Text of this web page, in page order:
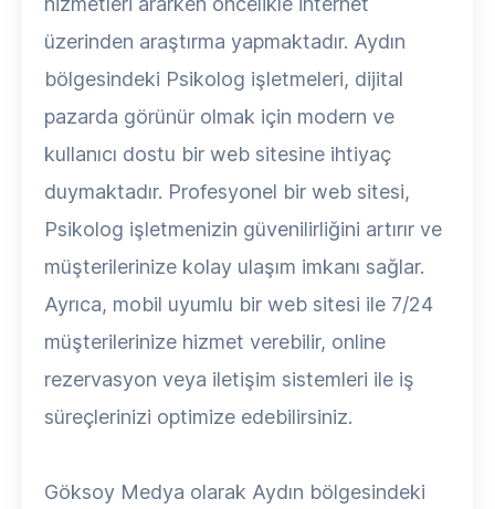
üzerinden araştırma yapmaktadır. Aydın
bölgesindeki Psikolog işletmeleri, dijital
pazarda görünür olmak için modern ve
kullanıcı dostu bir web sitesine ihtiyaç
duymaktadır. Profesyonel bir web sitesi,
Psikolog işletmenizin güvenilirliğini artırır ve
müşterilerinize kolay ulaşım imkanı sağlar.
Ayrıca, mobil uyumlu bir web sitesi ile 7/24
müşterilerinize hizmet verebilir, online
rezervasyon veya iletişim sistemleri ile iş
süreçlerinizi optimize edebilirsiniz.
Göksoy Medya olarak Aydın bölgesindeki